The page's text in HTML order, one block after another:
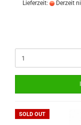
Lieferzeit: Derzeit
SOLD OUT